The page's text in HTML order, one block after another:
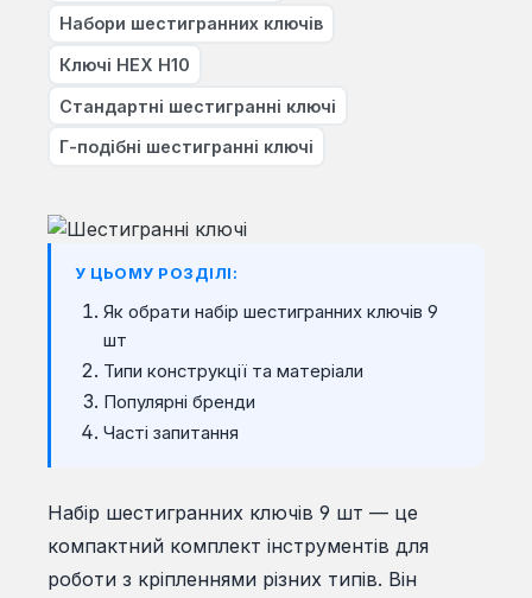
Набори шестигранних ключів
Ключі HEX H10
Стандартні шестигранні ключі
Г-подібні шестигранні ключі
У ЦЬОМУ РОЗДІЛІ:
Як обрати набір шестигранних ключів 9
шт
Типи конструкції та матеріали
Популярні бренди
Часті запитання
Набір шестигранних ключів 9 шт — це
компактний комплект інструментів для
роботи з кріпленнями різних типів. Він